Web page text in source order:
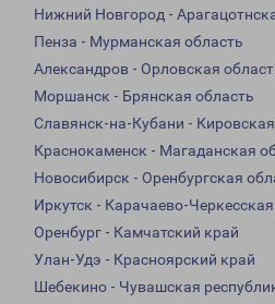
Нижний Новгород -
Пенза - Мурманская область
Александров - Орловская
Моршанск - Брянская область
Славянск-на-Кубани -
Краснокаменск - Магаданская
Новосибирск - Оренбургская
Иркутск - Карачаево-
Оренбург - Камчатский край
Улан-Удэ - Красноярский край
Шебекино - Чувашская